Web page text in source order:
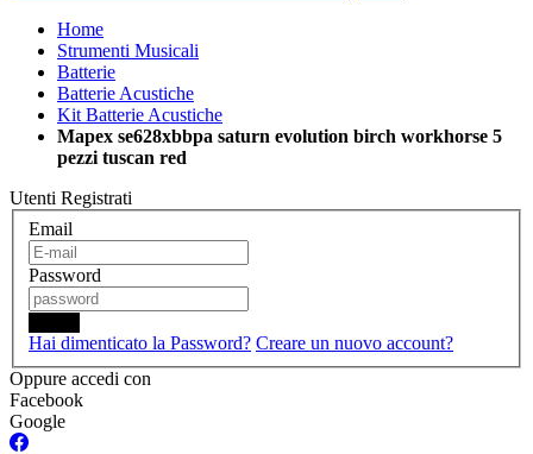
Home
Strumenti Musicali
Batterie
Batterie Acustiche
Kit Batterie Acustiche
Mapex se628xbbpa saturn evolution birch workhorse 5
pezzi tuscan red
Utenti Registrati
Email
Password
Hai dimenticato la Password? Creare un nuovo account?
Oppure accedi con
Facebook
Google